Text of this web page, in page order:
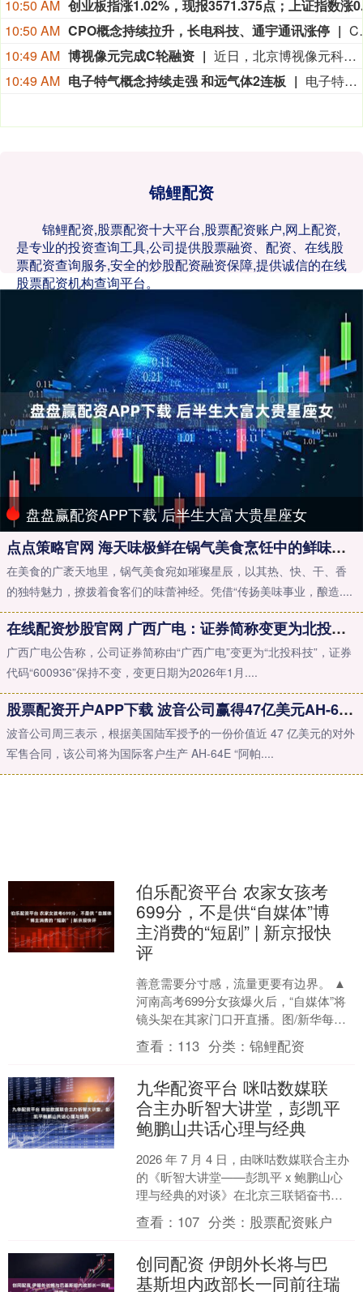
10:50 AM
10:50 AM CPO概念持续拉升，长电科技、通宇通讯涨停
CPO概念持续拉升，
10:49 AM 博视像元完成C轮融资
近日，北京博视像元科技有限公司（简称“博视像元”）宣布完成C轮融资。本轮融资由中信建投投资、北京京国管股权投资基金、朗玛峰创投三家重量级机构联合注资。
10:49 AM 电子特气概念持续走强 和远气体2连板 电子特气概念盘中持续走强，和远气体2连板，此前滨化股份涨停，中巨芯逼近20cm涨停，蜀道装备、正帆科技、华特气体、昊华科技、金宏气体、中船特气涨幅靠前。
锦鲤配资
锦鲤配资,股票配资十大平台,股票配资账户,网上配资,
是专业的投资查询工具,公司提供股票融资、配资、在线股
票配资查询服务,安全的炒股配资融资保障,提供诚信的在线
股票配资机构查询平台。
盘盘赢配资APP下载 后半生大富大贵星座女
点点策略官网 海天味极鲜在锅气美食烹饪中的鲜味物质作用机制及风味提升研究
在美食的广袤天地里，锅气美食宛如璀璨星辰，以其热、快、干、香
的独特魅力，撩拨着食客们的味蕾神经。凭借“传扬美味事业，酿造....
在线配资炒股官网 广西广电：证券简称变更为北投科技
广西广电公告称，公司证券简称由“广西广电”变更为“北投科技”，证券
代码“600936”保持不变，变更日期为2026年1月....
股票配资开户APP下载 波音公司赢得47亿美元AH-64E“阿帕奇”直升机对外军售合同
波音公司周三表示，根据美国陆军授予的一份价值近 47 亿美元的对外
军售合同，该公司将为国际客户生产 AH-64E “阿帕....
伯乐配资平台 农家女孩考
699分，不是供“自媒体”博
主消费的“短剧” | 新京报快
评
善意需要分寸感，流量更要有边界。 ▲
河南高考699分女孩爆火后，“自媒体”将
镜头架在其家门口开直播。图/新华每日
电讯 文 | 郭宝哲 河南农家女孩韩雅平高
考考出....
查看： 113 分类：锦鲤配资
九华配资平台 咪咕数媒联
合主办昕智大讲堂，彭凯平
鲍鹏山共话心理与经典
2026 年 7 月 4 日，由咪咕数媒联合主办
的《昕智大讲堂——彭凯平 x 鲍鹏山心
理与经典的对谈》在北京三联韬奋书店
圆满举办，清华大学心理与认知科学系
教授、....
查看： 107 分类： 股票配资账户
创同配资 伊朗外长将与巴
基斯坦内政部长一同前往瑞